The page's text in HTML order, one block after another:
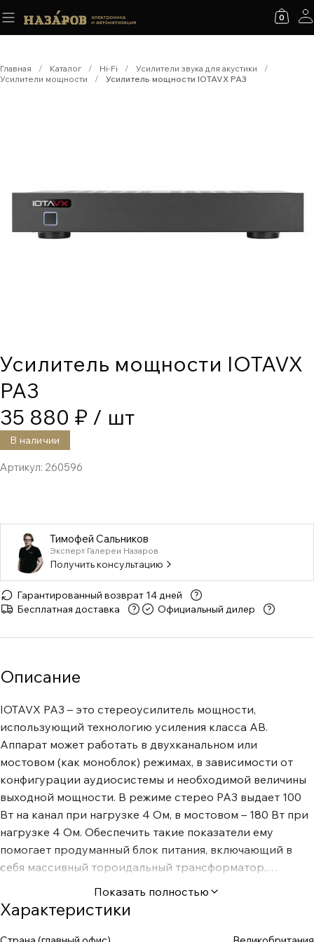
0
Главная / Каталог / Hi-Fi / Усилители звука для акустики
/
Усилители мощности
/ Усилитель мощности IOTAVX PA3
Усилитель мощности IOTAVX
PA3
35 880 ₽ / шт
В наличии
Артикул: 260596
Тимофей Сальников
Эксперт Галереи Назаров
Получить консультацию
Гарантированный возврат 14 дней
Бесплатная доставка
Официальный дилер
Описание
IOTAVX PA3 – это стереоусилитель мощности,
использующий технологию усиления класса AB.
Аппарат может работать в двухканальном или
мостовом (как моноблок) режимах, в зависимости от
конфигурации аудиосистемы и необходимой величины
выходной мощности. В режиме стерео PA3 выдает 100
Вт на канал при нагрузке 4 Ом, в мостовом – 180 Вт при
нагрузке 4 Ом. Обеспечить такие показатели ему
помогает продуманный блок питания, включающий в
себя массивный тороидальный трансформатор,
поэтому даже сложные музыкальные пассажи будут
воспроизводиться абсолютно естественно с
максимальной динамикой. Специально разработанная
схема усиления обеспечивает эффективность
Показать полностью
Характеристики